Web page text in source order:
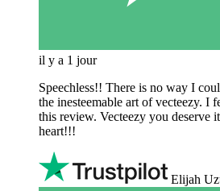
il y a 1 jour
Speechless!! There is no way I
the inesteemable art of vecteezy. I
this review. Vecteezy you deserve
heart!!!
Elijah